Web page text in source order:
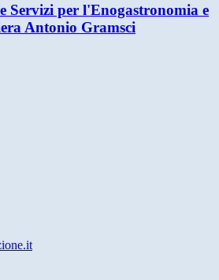
Servizi per l'Enogastronomia e
Antonio Gramsci